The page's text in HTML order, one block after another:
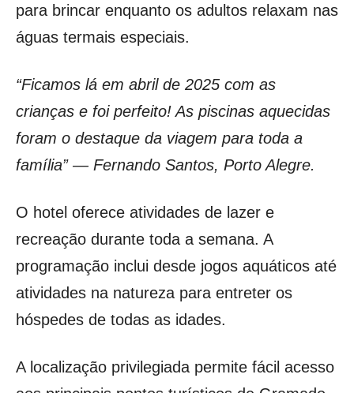
para brincar enquanto os adultos relaxam nas
águas termais especiais.
“Ficamos lá em abril de 2025 com as
crianças e foi perfeito! As piscinas aquecidas
foram o destaque da viagem para toda a
família” — Fernando Santos, Porto Alegre.
O hotel oferece atividades de lazer e
recreação durante toda a semana. A
programação inclui desde jogos aquáticos até
atividades na natureza para entreter os
hóspedes de todas as idades.
A localização privilegiada permite fácil acesso